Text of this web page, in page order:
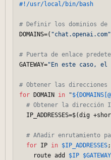
#!/usr/local/bin/bash
# Definir los dominios
DOMAINS=( "chat.openai.com"
# Puerta de enlace
GATEWAY="En este caso,
# Obtener las
for DOMAIN in "
# Obtener la dirección
IP_ADDRESSES=$(dig
# Añadir enrutamiento
for IP in $IP_ADDRESSES
    route add
$IP $GATEWAY